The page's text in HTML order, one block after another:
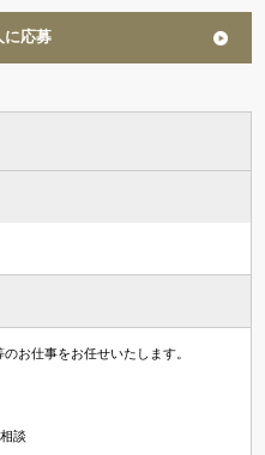
に応募
お仕事をお任せいたします。
談